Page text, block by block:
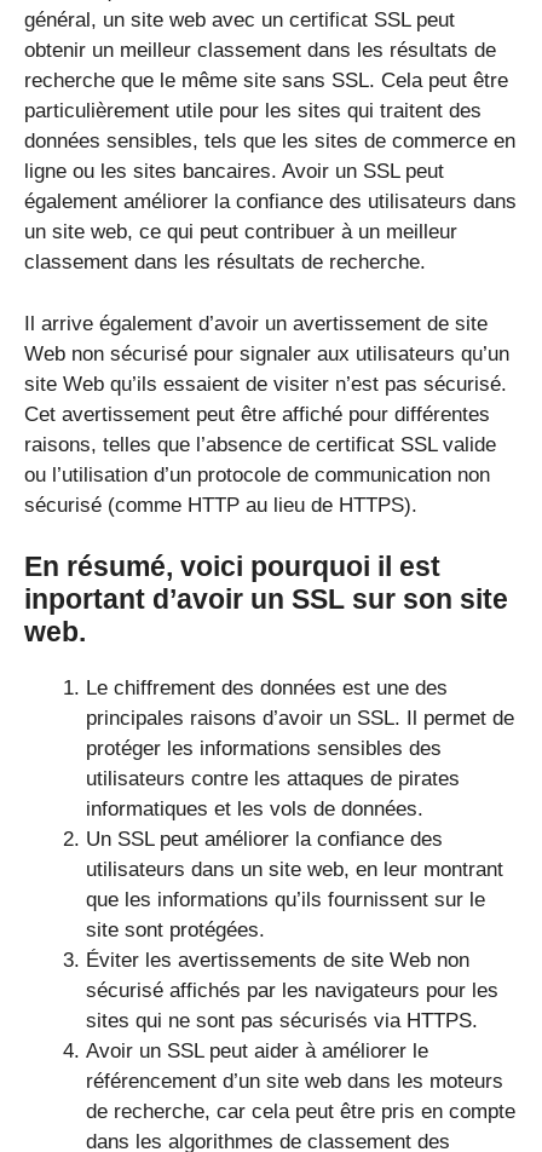
général, un site web avec un certificat SSL peut
obtenir un meilleur classement dans les résultats de
recherche que le même site sans SSL. Cela peut être
particulièrement utile pour les sites qui traitent des
données sensibles, tels que les sites de commerce en
ligne ou les sites bancaires. Avoir un SSL peut
également améliorer la confiance des utilisateurs dans
un site web, ce qui peut contribuer à un meilleur
classement dans les résultats de recherche.
Il arrive également d’avoir un avertissement de site
Web non sécurisé pour signaler aux utilisateurs qu’un
site Web qu’ils essaient de visiter n’est pas sécurisé.
Cet avertissement peut être affiché pour différentes
raisons, telles que l’absence de certificat SSL valide
ou l’utilisation d’un protocole de communication non
sécurisé (comme HTTP au lieu de HTTPS).
En résumé, voici pourquoi il est
inportant d’avoir un SSL sur son site
web.
Le chiffrement des données est une des
principales raisons d’avoir un SSL. Il permet de
protéger les informations sensibles des
utilisateurs contre les attaques de pirates
informatiques et les vols de données.
Un SSL peut améliorer la confiance des
utilisateurs dans un site web, en leur montrant
que les informations qu’ils fournissent sur le
site sont protégées.
Éviter les avertissements de site Web non
sécurisé affichés par les navigateurs pour les
sites qui ne sont pas sécurisés via HTTPS.
Avoir un SSL peut aider à améliorer le
référencement d’un site web dans les moteurs
de recherche, car cela peut être pris en compte
dans les algorithmes de classement des